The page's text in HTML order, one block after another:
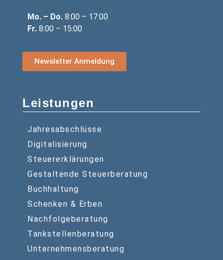
Mo. – Do. 8:00 – 17:00
Fr. 8:00 – 15:00
Newsletter Anmeldung
Leistungen
Jahresabschlüsse
Digitalisierung
Steuererklärungen
Gestaltende Steuerberatung
Buchhaltung
Schenken & Erben
Nachfolgeberatung
Tankstellenberatung
Unternehmensberatung